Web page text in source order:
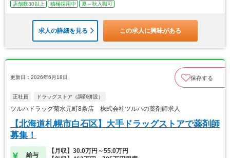
店舗数30以上
積極採用中 夏～秋入職可
求人の詳細を見る この求人に興味がある
更新日：2026年6月18日 保存する
正社員 ドラッグストア（調剤併設）
ツルハドラッグ菊水元町8条店 株式会社ツルハの薬剤師求人
【北海道札幌市白石区】大手ドラッグストアで薬剤師
募集！
給与
【月収】30.0万円～55.0万円